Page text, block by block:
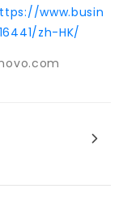
www.busin
zh-HK/